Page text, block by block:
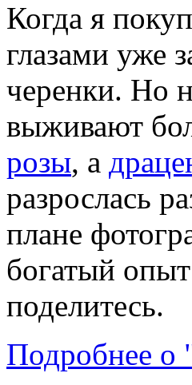
Когда я
глазами уже
черенки. Но
выживают
розы, а
разрослась
плане
богатый
поделитесь.
Подробнее о